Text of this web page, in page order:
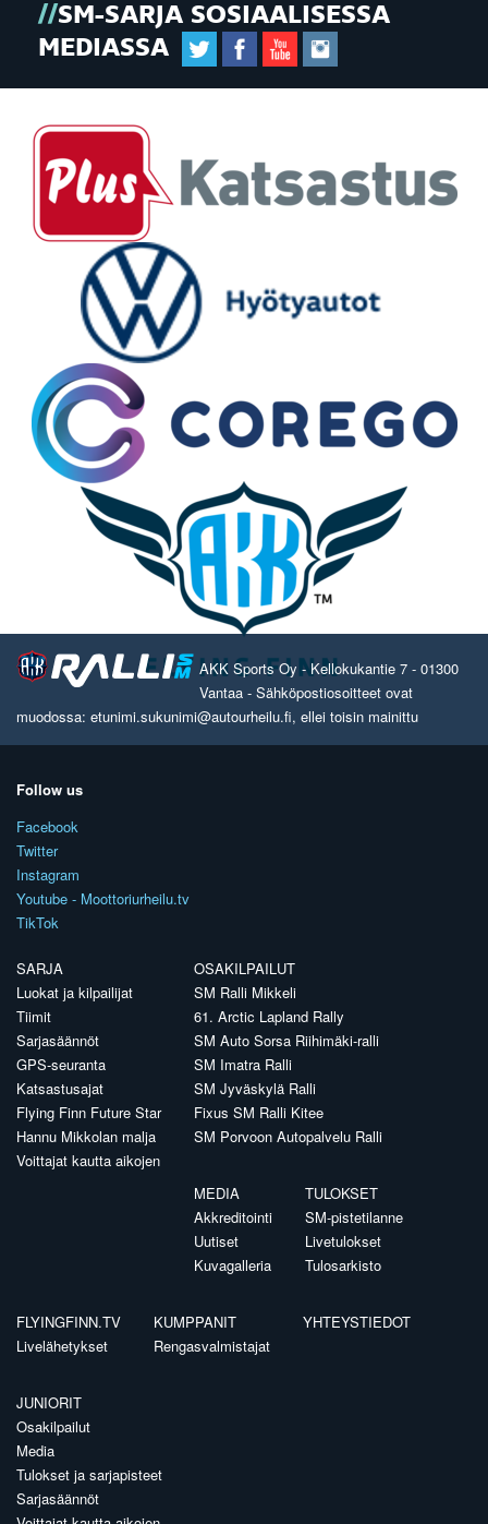
SM-SARJA SOSIAALISESSA
MEDIASSA
AKK Sports Oy - Kellokukantie 7 - 01300
Vantaa - Sähköpostiosoitteet ovat
muodossa: etunimi.sukunimi@autourheilu.fi, ellei toisin mainittu
Follow us
Facebook
Twitter
Instagram
Youtube - Moottoriurheilu.tv
TikTok
SARJA
Luokat ja kilpailijat
Tiimit
Sarjasäännöt
GPS-seuranta
Katsastusajat
Flying Finn Future Star
Hannu Mikkolan malja
Voittajat kautta aikojen
OSAKILPAILUT
SM Ralli Mikkeli
61. Arctic Lapland Rally
SM Auto Sorsa Riihimäki-ralli
SM Imatra Ralli
SM Jyväskylä Ralli
Fixus SM Ralli Kitee
SM Porvoon Autopalvelu Ralli
MEDIA
Akkreditointi
Uutiset
Kuvagalleria
TULOKSET
SM-pistetilanne
Livetulokset
Tulosarkisto
FLYINGFINN.TV
Livelähetykset
KUMPPANIT
Rengasvalmistajat
YHTEYSTIEDOT
JUNIORIT
Osakilpailut
Media
Tulokset ja sarjapisteet
Sarjasäännöt